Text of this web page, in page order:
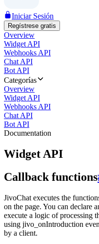
Iniciar Sesión
Regístrese gratis
Overview
Widget API
Webhooks API
Chat API
Bot API
Categorías
Overview
Widget API
Webhooks API
Chat API
Bot API
Documentation
Widget API
Callback functions
JivoChat executes the
on the page. You can declare
execute a logic of processing
using jivo_onIntroduction
by a client.